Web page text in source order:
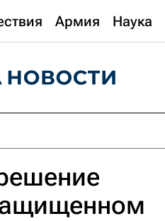
Армия Наука